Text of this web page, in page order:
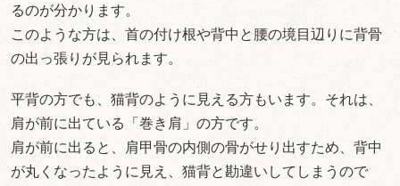
るのが分かります。
このような方は、首の付け根や背中と腰の境目辺りに背骨
の出っ張りが見られます。
平背の方でも、猫背のように見える方もいます。それは、
肩が前に出ている「巻き肩」の方です。
肩が前に出ると、肩甲骨の内側の骨がせり出すため、背中
が丸くなったように見え、猫背と勘違いしてしまうので